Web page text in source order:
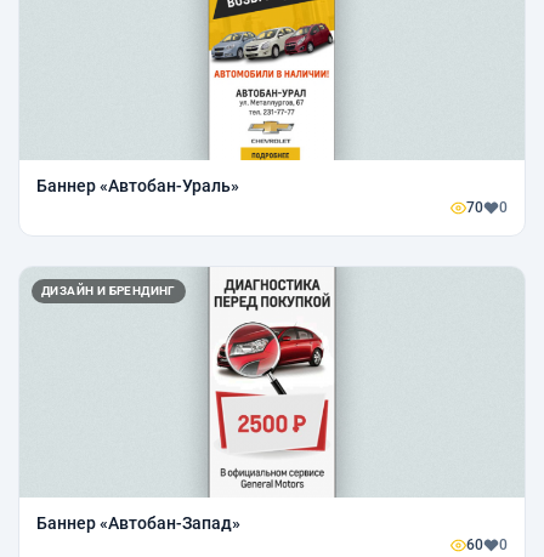
Баннер «Автобан-Ураль»
70 0
ДИЗАЙН И БРЕНДИНГ
Баннер «Автобан-Запад»
60 0